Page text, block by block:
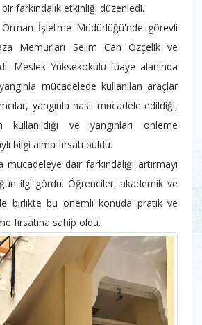
bir farkındalık etkinliği düzenledi.
İşletme Müdürlüğü'nde görevli
Memurları Selim Can Özçelik ve
Meslek Yüksekokulu fuaye alanında
mücadelede kullanılan araçlar
yangınla nasıl mücadele edildiği,
kullanıldığı ve yangınları önleme
bilgi alma fırsatı buldu.
mücadeleye dair farkındalığı artırmayı
ilgi gördü. Öğrenciler, akademik ve
birlikte bu önemli konuda pratik ve
fırsatına sahip oldu.